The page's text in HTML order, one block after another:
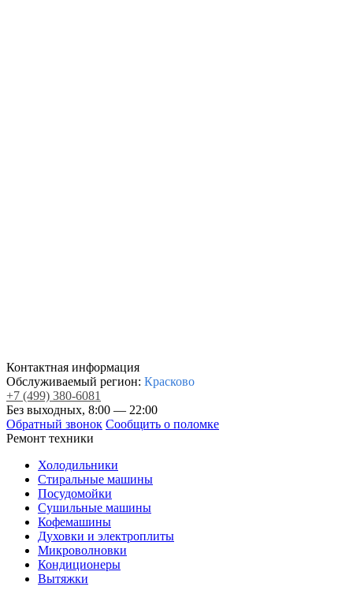
Контактная информация
Обслуживаемый регион: Красково
+7 (499) 380-6081
Без выходных, 8:00 — 22:00
Обратный звонок Сообщить о поломке
Ремонт техники
Холодильники
Стиральные машины
Посудомойки
Сушильные машины
Кофемашины
Духовки и электроплиты
Микроволновки
Кондиционеры
Вытяжки